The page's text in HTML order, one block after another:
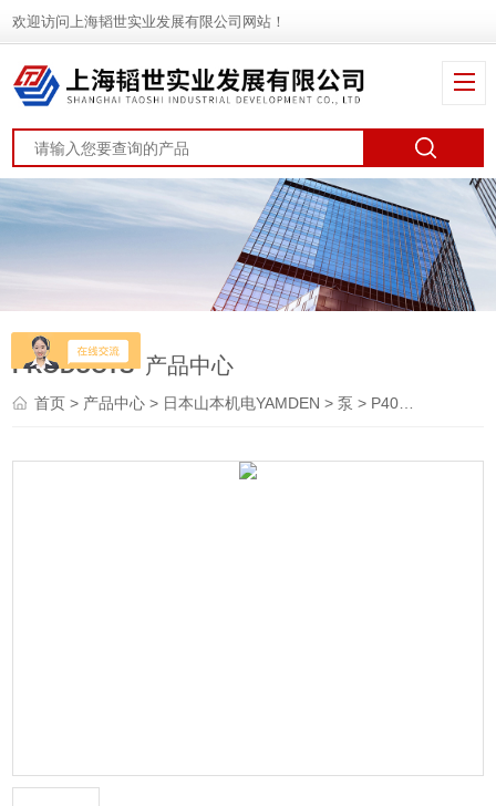
欢迎访问上海韬世实业发展有限公司网站！
PRODUCTS 产品中心
首页> 产品中心 > 日本山本机电YAMDEN >泵 > P4000日本喜开理CKD机械式压力开关